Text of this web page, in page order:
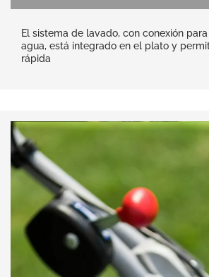
El sistema de lavado, con conexión
agua, está integrado en el plato y
rápida